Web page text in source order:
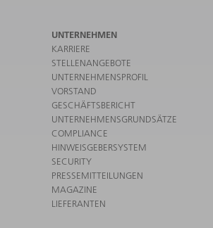
UNTERNEHMEN
KARRIERE
STELLENANGEBOTE
UNTERNEHMENSPROFIL
VORSTAND
GESCHÄFTSBERICHT
UNTERNEHMENSGRUNDSÄTZE
COMPLIANCE
HINWEISGEBERSYSTEM
SECURITY
PRESSEMITTEILUNGEN
MAGAZINE
LIEFERANTEN